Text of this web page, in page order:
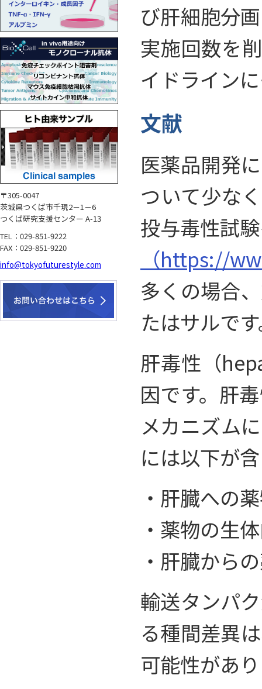
び肝細胞分
実施回数を
イドライン
文献
医薬品開発
ついて少な
投与毒性試
（https://
多くの場合
たはサルで
肝毒性（
因です。肝
メカニズム
には以下が
・肝臓への
・薬物の生
・肝臓から
輸送タンパ
る種間差異
可能性があ
〒305-0047
茨城県つくば市千現2－1－6
つくば研究支援センター A-13
TEL：029-851-9222
FAX：029-851-9220
info@tokyofuturestyle.com